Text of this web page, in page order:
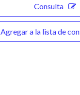
Consulta
Agregar a la lista de